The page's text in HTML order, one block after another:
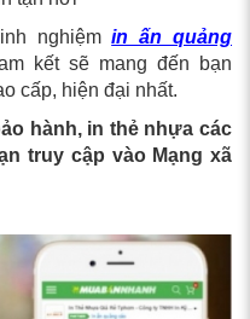
nghiệmin ấn quảng
kết sẽ mang đến bạn
cấp, hiện đại nhất.
hành, in thẻ nhựa các
truy cập vào Mạng xã